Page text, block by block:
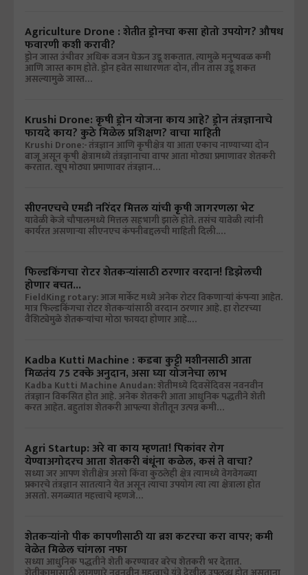
Agriculture Drone : शेतीत ड्रोनचा कसा होतो उपयोग? औषध
फवारणी कशी करावी?
ड्रोन जास्त उंचीवर अधिक वजन घेऊन उडू शकतात. त्यामुळे मनुष्यबळ कमी
आणि जास्त काम होते. ड्रोन हवेत साधारणतः दोन, तीन तास उडू शकत
असल्यामुळे जास्त…
Krushi Drone: कृषी ड्रोन योजना काय आहे? ड्रोन तंत्रज्ञानाचे
फायदे काय? कुठे मिळेल प्रशिक्षण? वाचा माहिती
Krushi Drone:- तंत्रज्ञान आणि कृषीक्षेत्र या आता एकाच नाण्याच्या दोन
बाजू असून कृषी क्षेत्रामध्ये तंत्रज्ञानाचा वापर आता मोठ्या प्रमाणावर शेतकरी
करतात. खूप मोठ्या प्रमाणावर तंत्रज्ञान…
सीएनएचचे एमडी नरिंदर मित्तल यांची कृषी जागरणला भेट
यावेळी केजे चौपालमध्ये मित्तल सहभागी झाले होते. तसंच यावेळी त्यांनी
कार्यरत असणाऱ्या सीएनएच कंपनीबद्दलची माहिती दिली.…
फिल्डकिंगचा रोटर शेतकऱ्यांसाठी ठरणार वरदान! डिझेलची
होणार बचत...
FieldKing rotary: आज मार्केट मध्ये अनेक रोटर विकणाऱ्यां कंपन्या आहेत.
मात्र फिल्डकिंगचा रोटर शेतकऱ्यांसाठी वरदान ठरणार आहे. हा रोटरच्या
वैशिट्येमुळे शेतकऱ्यांचा मोठा फायदा होणार आहे.…
Kadba Kutti Machine : कडबा कुट्टी मशीनसाठी आता
मिळतंय 75 टक्के अनुदान, असा घ्या योजनेचा लाभ
Kadba Kutti Machine Anudan: शेतीमध्ये दिवसेंदिवस नवनवीन
तंत्रज्ञान विकसित होत आहे. अनेक शेतकरी आता आधुनिक पद्धतीने शेती
करत आहेत. बहुतांश शेतकरी आपल्या शेतीतून उत्पन्न कमी…
Agri Startup: अरे वा काय म्हणता! पिकांवर रोग
येण्याअगोदरच आता शेतकरी बंधूंना कळेल, कसं ते वाचा?
सध्या जर आपण शेतीक्षेत्र असो किंवा कुठलेही क्षेत्र त्यामध्ये वेगवेगळ्या
प्रकारचे तंत्रज्ञान सातत्याने येत असून त्याचा उपयोग त्या त्या क्षेत्राला होत
असतो. सगळ्यात महत्त्वाचे म्हणजे…
शेतकऱ्यांनो पीक कापणीसाठी या ब्रश कटरचा करा वापर; कमी
वेळेत मिळेल चांगला नफा
सध्या आधुनिक पद्धतीने शेती करण्यावर बरेच शेतकरी भर देतात.